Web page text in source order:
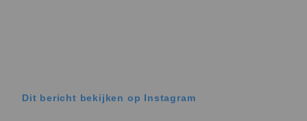
Dit bericht bekijken op Instagram